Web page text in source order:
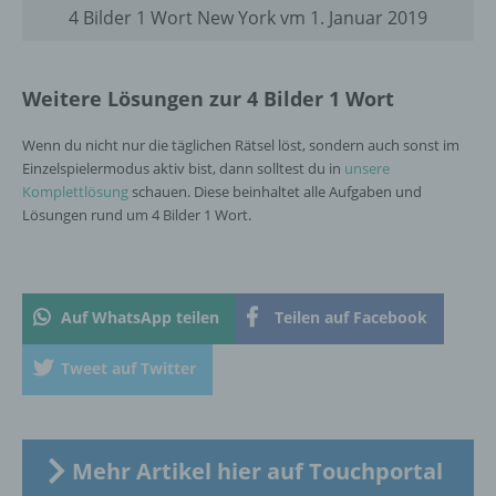
4 Bilder 1 Wort New York vm 1. Januar 2019
Weitere Lösungen zur 4 Bilder 1 Wort
Wenn du nicht nur die täglichen Rätsel löst, sondern auch sonst im
Einzelspielermodus aktiv bist, dann solltest du in unsere
Komplettlösung schauen. Diese beinhaltet alle Aufgaben und
Lösungen rund um 4 Bilder 1 Wort.
Auf WhatsApp teilen Teilen auf Facebook
Tweet auf Twitter
Mehr Artikel hier auf Touchportal
bezüglich Arbeitsleistung, wirtschaftlicher
Lage, Gesundheit, persönlicher Vorlieben,
natürlichen Person zu analysieren oder
f) Pseudonymisierung
auf welche die personenbezogenen Daten
ohne Hinzuziehung zusätzlicher
können, sofern diese zusätzlichen
Informationen gesondert aufbewahrt werden
Maßnahmen unterliegen, die gewährleisten,
dass die personenbezogenen Daten nicht
einer identifizierten oder identifizierbaren